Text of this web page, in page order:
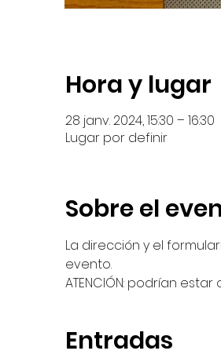
Hora y lugar
28 janv. 2024, 15:30 – 16:30
Lugar por definir
Sobre el
La dirección y el
evento.
ATENCIÓN: podrían
Entradas